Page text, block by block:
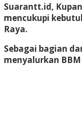
Suarantt.id,
mencukupi
Raya.
Sebagai bagian
menyalurkan